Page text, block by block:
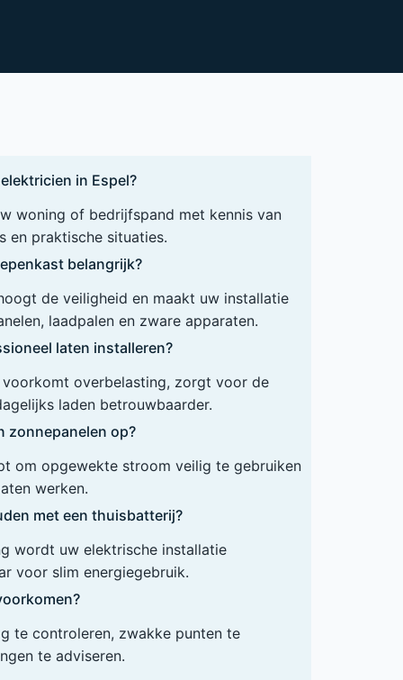
in Espel?
woning of bedrijfspand met kennis van
en praktische situaties.
belangrijk?
de veiligheid en maakt uw installatie
laadpalen en zware apparaten.
laten installeren?
overbelasting, zorgt voor de
laden betrouwbaarder.
zonnepanelen op?
om opgewekte stroom veilig te gebruiken
werken.
met een thuisbatterij?
wordt uw elektrische installatie
voor slim energiegebruik.
te controleren, zwakke punten te
te adviseren.